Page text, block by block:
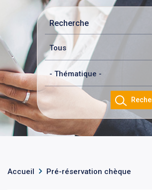
Accueil Pré-réservation chèque